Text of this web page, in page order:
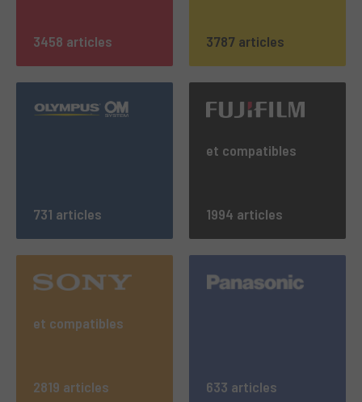
3458 articles 3787 articles
731 articles
et compatibles
1994 articles
et compatibles
2819 articles 633 articles